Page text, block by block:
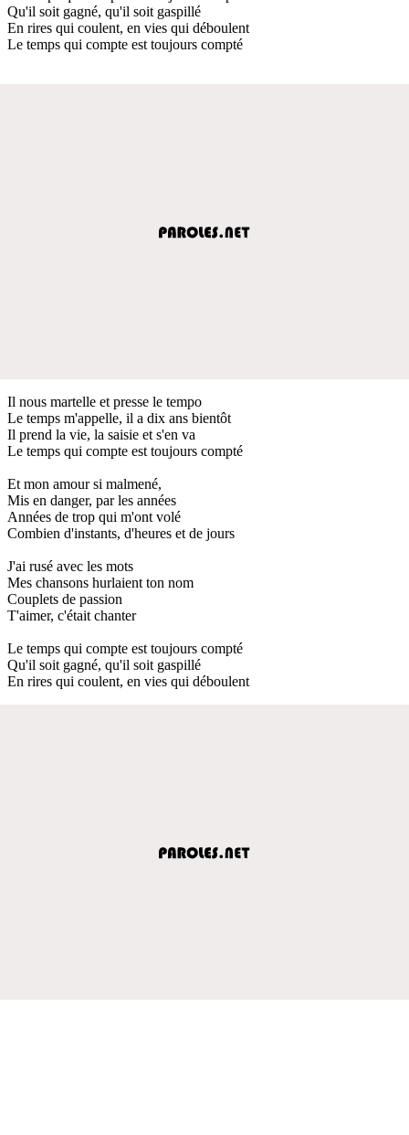
Qu'il soit gagné, qu'il soit gaspillé
En rires qui coulent, en vies qui déboulent
Le temps qui compte est toujours compté
Il nous martelle et presse le tempo
Le temps m'appelle, il a dix ans bientôt
Il prend la vie, la saisie et s'en va
Le temps qui compte est toujours compté
Et mon amour si malmené,
Mis en danger, par les années
Années de trop qui m'ont volé
Combien d'instants, d'heures et de jours
J'ai rusé avec les mots
Mes chansons hurlaient ton nom
Couplets de passion
T'aimer, c'était chanter
Le temps qui compte est toujours compté
Qu'il soit gagné, qu'il soit gaspillé
En rires qui coulent, en vies qui déboulent